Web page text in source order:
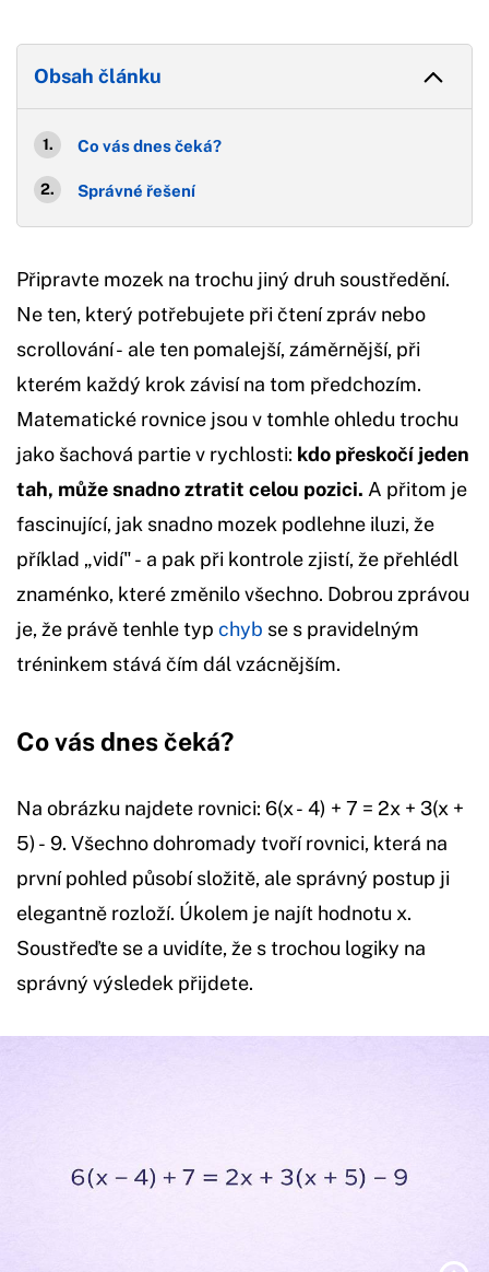
Obsah článku
Co vás dnes čeká?
Správné řešení
Připravte mozek na trochu jiný druh soustředění.
Ne ten, který potřebujete při čtení zpráv nebo
scrollování - ale ten pomalejší, záměrnější, při
kterém každý krok závisí na tom předchozím.
Matematické rovnice jsou v tomhle ohledu trochu
jako šachová partie v rychlosti: kdo přeskočí jeden
tah, může snadno ztratit celou pozici. A přitom je
fascinující, jak snadno mozek podlehne iluzi, že
příklad „vidí" - a pak při kontrole zjistí, že přehlédl
znaménko, které změnilo všechno. Dobrou zprávou
je, že právě tenhle typ chyb se s pravidelným
tréninkem stává čím dál vzácnějším.
Co vás dnes čeká?
Na obrázku najdete rovnici: 6(x - 4) + 7 = 2x + 3(x +
5) - 9. Všechno dohromady tvoří rovnici, která na
první pohled působí složitě, ale správný postup ji
elegantně rozloží. Úkolem je najít hodnotu x.
Soustřeďte se a uvidíte, že s trochou logiky na
správný výsledek přijdete.